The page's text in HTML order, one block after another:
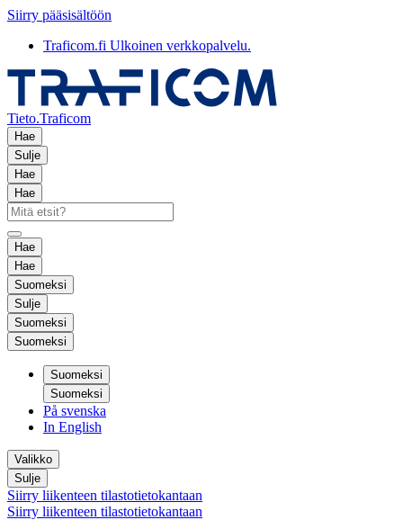
Siirry pääsisältöön
Traficom.fi Ulkoinen verkkopalvelu.
Tieto.Traficom
Hae
Sulje
Hae
Hae
Hae
Hae
Suomeksi
Sulje
Suomeksi
Suomeksi
Suomeksi
Suomeksi
På svenska
In English
Valikko
Sulje
Siirry liikenteen tilastotietokantaan
Siirry liikenteen tilastotietokantaan